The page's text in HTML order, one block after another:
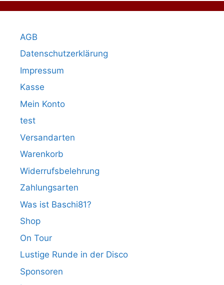
AGB
Datenschutzerklärung
Impressum
Kasse
Mein Konto
test
Versandarten
Warenkorb
Widerrufsbelehrung
Zahlungsarten
Was ist Baschi81?
Shop
On Tour
Lustige Runde in der Disco
Sponsoren